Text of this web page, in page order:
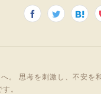
。 思考を刺激し、不安を
。